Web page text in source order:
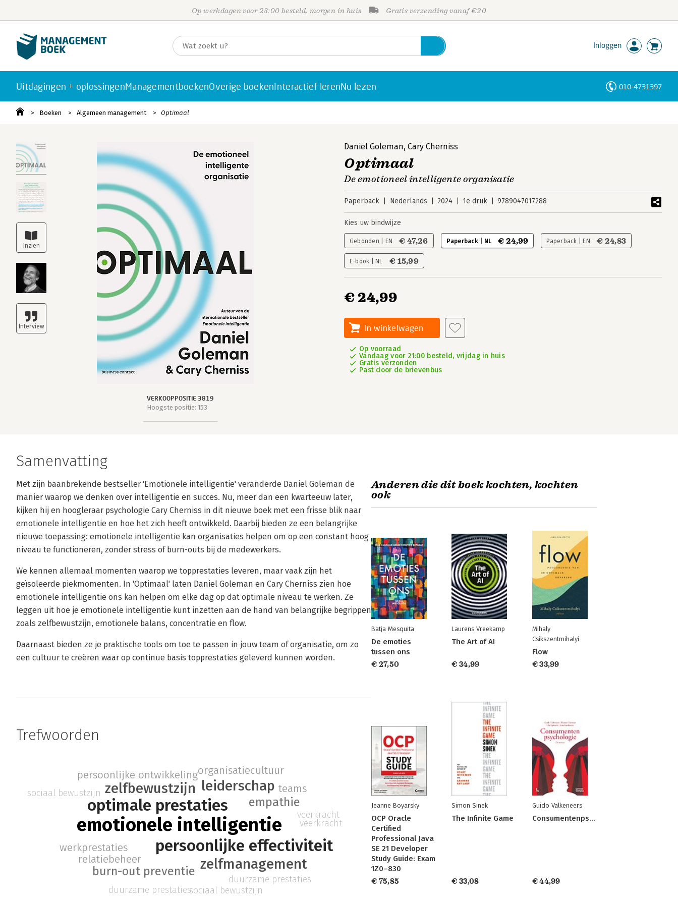
Op werkdagen voor 23:00 besteld, morgen in huis Gratis verzending vanaf €20
Inloggen
Uitdagingen + oplossingenManagementboekenOverige boekenInteractief lerenNu lezen 010-4731397
Boeken Algemeen management Optimaal
VERKOOPPOSITIE 3819
Hoogste positie: 153
Daniel Goleman, Cary Cherniss
Optimaal
De emotioneel intelligente organisatie
Paperback Nederlands 2024 1e druk 9789047017288
Kies uw bindwijze
Gebonden | EN € 47,26 Paperback | NL € 24,99 Paperback | EN € 24,83
E-book | NL € 15,99
€ 24,99
In winkelwagen
Op voorraad
Vandaag voor 21:00 besteld, vrijdag in huis
Gratis verzonden
Past door de brievenbus
Samenvatting
Met zijn baanbrekende bestseller 'Emotionele intelligentie' veranderde Daniel Goleman de
manier waarop we denken over intelligentie en succes. Nu, meer dan een kwarteeuw later,
kijken hij en hoogleraar psychologie Cary Cherniss in dit nieuwe boek met een frisse blik naar
emotionele intelligentie en hoe het zich heeft ontwikkeld. Daarbij bieden ze een belangrijke
nieuwe toepassing: emotionele intelligentie kan organisaties helpen om op een constant hoog
niveau te functioneren, zonder stress of burn-outs bij de medewerkers.
We kennen allemaal momenten waarop we topprestaties leveren, maar vaak zijn het
geïsoleerde piekmomenten. In 'Optimaal' laten Daniel Goleman en Cary Cherniss zien hoe
emotionele intelligentie ons kan helpen om elke dag op dat optimale niveau te werken. Ze
leggen uit hoe je emotionele intelligentie kunt inzetten aan de hand van belangrijke begrippen
zoals zelfbewustzijn, emotionele balans, concentratie en flow.
Daarnaast bieden ze je praktische tools om toe te passen in jouw team of organisatie, om zo
een cultuur te creëren waar op continue basis topprestaties geleverd kunnen worden.
Trefwoorden
emotionele intelligentie
optimale prestaties
persoonlijke effectiviteit
zelfbewustzijn leiderschap
zelfmanagement
burn-out preventie
empathie
persoonlijke ontwikkeling
relatiebeheer
werkprestaties
organisatiecultuur
teams
veerkracht
duurzame prestaties
sociaal bewustzijn
veerkracht
duurzame prestaties
sociaal bewustzijn
Anderen die dit boek kochten, kochten
ook
Batja Mesquita
De emoties
tussen ons
€ 27,50
Laurens Vreekamp
The Art of AI
€ 34,99
Mihaly
Csikszentmihalyi
Flow
€ 33,99
Jeanne Boyarsky
OCP Oracle
Certified
Professional Java
SE 21 Developer
Study Guide: Exam
1Z0–830
€ 75,85
Simon Sinek
The Infinite Game
€ 33,08
Guido Valkeneers
Consumentenpsychologie
€ 44,99
Personen